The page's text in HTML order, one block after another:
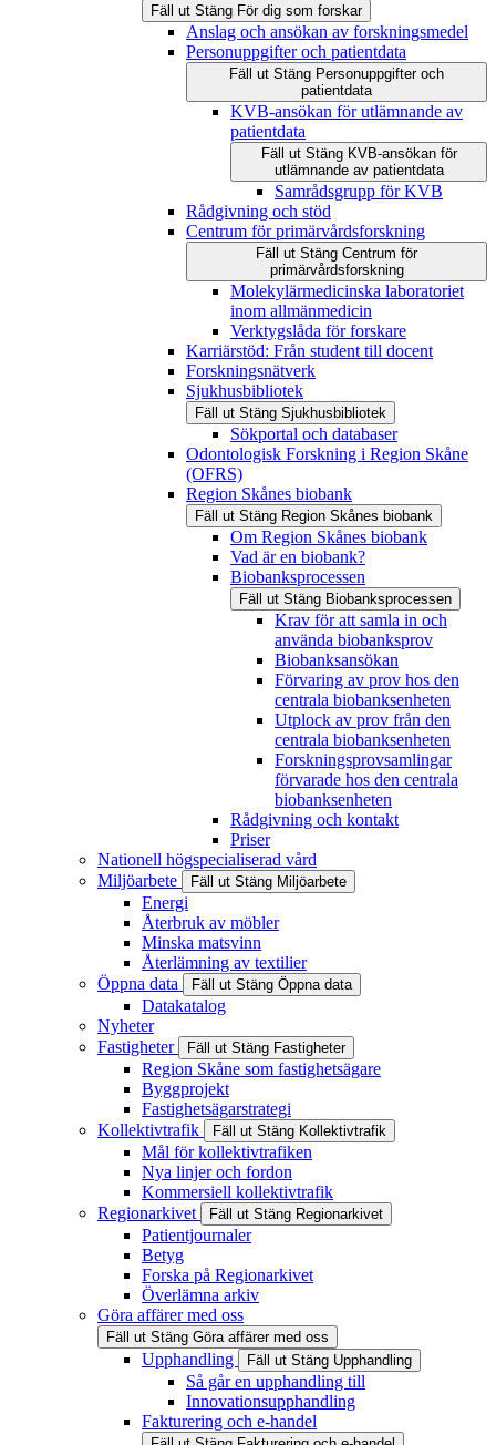
Fäll ut Stäng För dig som forskar
Anslag och ansökan av forskningsmedel
Personuppgifter och patientdata
Fäll ut Stäng Personuppgifter och
patientdata
KVB-ansökan för utlämnande av
patientdata
Fäll ut Stäng KVB-ansökan för
utlämnande av patientdata
Samrådsgrupp för KVB
Rådgivning och stöd
Centrum för primärvårdsforskning
Fäll ut Stäng Centrum för
primärvårdsforskning
Molekylärmedicinska laboratoriet
inom allmänmedicin
Verktygslåda för forskare
Karriärstöd: Från student till docent
Forskningsnätverk
Sjukhusbibliotek
Fäll ut Stäng Sjukhusbibliotek
Sökportal och databaser
Odontologisk Forskning i Region Skåne
(OFRS)
Region Skånes biobank
Fäll ut Stäng Region Skånes biobank
Om Region Skånes biobank
Vad är en biobank?
Biobanksprocessen
Fäll ut Stäng Biobanksprocessen
Krav för att samla in och
använda biobanksprov
Biobanksansökan
Förvaring av prov hos den
centrala biobanksenheten
Utplock av prov från den
centrala biobanksenheten
Forskningsprovsamlingar
förvarade hos den centrala
biobanksenheten
Rådgivning och kontakt
Priser
Nationell högspecialiserad vård
Miljöarbete
Fäll ut Stäng Miljöarbete
Energi
Återbruk av möbler
Minska matsvinn
Återlämning av textilier
Öppna data
Fäll ut Stäng Öppna data
Datakatalog
Nyheter
Fastigheter
Fäll ut Stäng Fastigheter
Region Skåne som fastighetsägare
Byggprojekt
Fastighetsägarstrategi
Kollektivtrafik
Fäll ut Stäng Kollektivtrafik
Mål för kollektivtrafiken
Nya linjer och fordon
Kommersiell kollektivtrafik
Regionarkivet
Fäll ut Stäng Regionarkivet
Patientjournaler
Betyg
Forska på Regionarkivet
Överlämna arkiv
Göra affärer med oss
Fäll ut Stäng Göra affärer med oss
Upphandling Fäll ut Stäng Upphandling
Så går en upphandling till
Innovationsupphandling
Fakturering och e-handel